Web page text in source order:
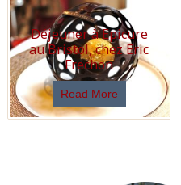
Déjeuner à Epicure
au Bristol, chez Eric
Frechon
Read More